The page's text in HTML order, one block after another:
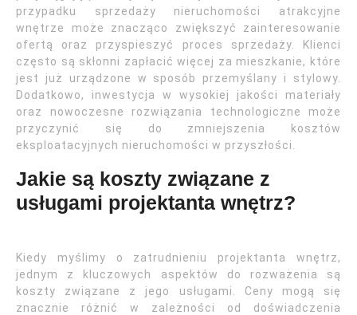
przypadku sprzedaży nieruchomości atrakcyjne
wnętrze może znacząco zwiększyć zainteresowanie
ofertą oraz przyspieszyć proces sprzedaży. Klienci
często są skłonni zapłacić więcej za mieszkanie, które
jest już urządzone w sposób przemyślany i stylowy.
Dodatkowo, inwestycja w wysokiej jakości materiały
oraz nowoczesne rozwiązania technologiczne może
przyczynić się do zmniejszenia kosztów
eksploatacyjnych nieruchomości w przyszłości.
Jakie są koszty związane z
usługami projektanta wnętrz?
Kiedy myślimy o zatrudnieniu projektanta wnętrz,
jednym z kluczowych aspektów do rozważenia są
koszty związane z jego usługami. Ceny mogą się
znacznie różnić w zależności od doświadczenia